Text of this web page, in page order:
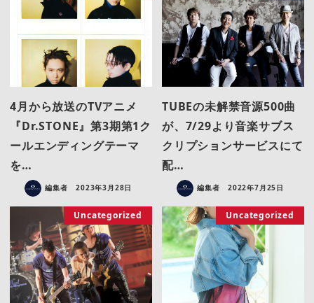
4月から放送のTVアニメ
『Dr.STONE』第3期第1ク
ールエンディングテーマ
を…
編集者 2023年3月28日
TUBEの未解禁音源500曲
が、7/29より音楽サブス
クリプションサービスにて
配…
編集者 2022年7月25日
Uncategorized Uncategorized